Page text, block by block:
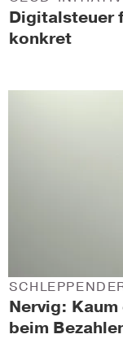
Digitalsteuer
konkret
Nervig:
beim